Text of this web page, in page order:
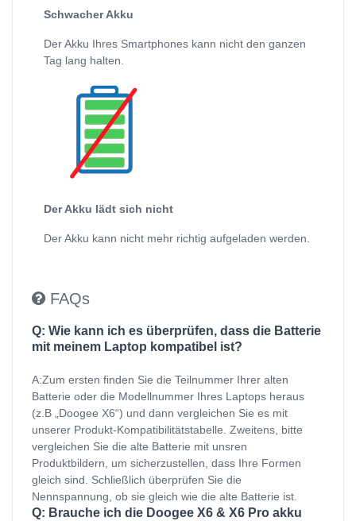
Schwacher Akku
Der Akku Ihres Smartphones kann nicht den ganzen
Tag lang halten.
Der Akku lädt sich nicht
Der Akku kann nicht mehr richtig aufgeladen werden.
FAQs
Q: Wie kann ich es überprüfen, dass die Batterie
mit meinem Laptop kompatibel ist?
A:Zum ersten finden Sie die Teilnummer Ihrer alten
Batterie oder die Modellnummer Ihres Laptops heraus
(z.B „Doogee X6“) und dann vergleichen Sie es mit
unserer Produkt-Kompatibilitätstabelle. Zweitens, bitte
vergleichen Sie die alte Batterie mit unsren
Produktbildern, um sicherzustellen, dass Ihre Formen
gleich sind. Schließlich überprüfen Sie die
Nennspannung, ob sie gleich wie die alte Batterie ist.
Q: Brauche ich die Doogee X6 & X6 Pro akku